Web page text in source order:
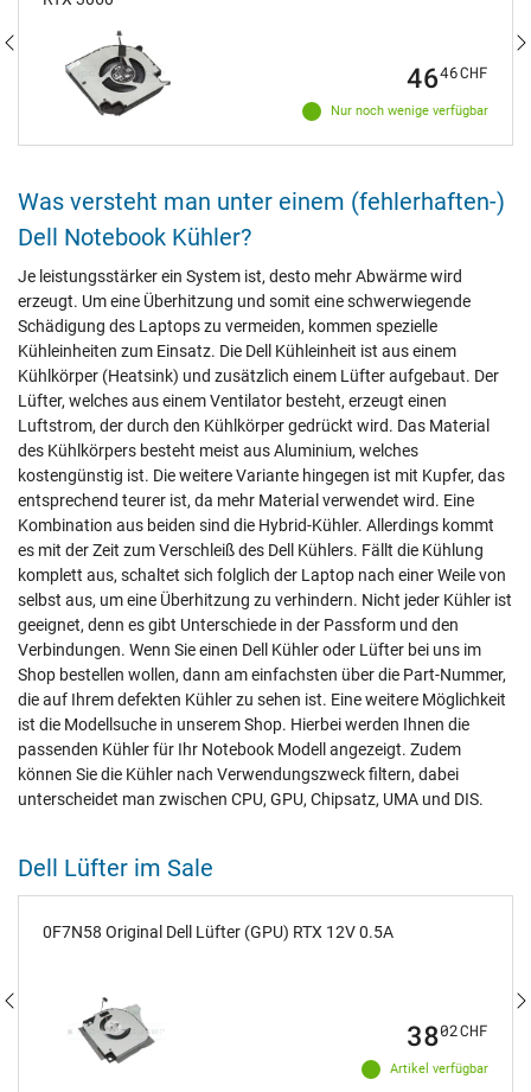
Nur noch wenige verfügbar
4646CHF
Was versteht man unter einem (fehlerhaften-)
Dell Notebook Kühler?
Je leistungsstärker ein System ist, desto mehr Abwärme wird
erzeugt. Um eine Überhitzung und somit eine schwerwiegende
Schädigung des Laptops zu vermeiden, kommen spezielle
Kühleinheiten zum Einsatz. Die Dell Kühleinheit ist aus einem
Kühlkörper (Heatsink) und zusätzlich einem Lüfter aufgebaut. Der
Lüfter, welches aus einem Ventilator besteht, erzeugt einen
Luftstrom, der durch den Kühlkörper gedrückt wird. Das Material
des Kühlkörpers besteht meist aus Aluminium, welches
kostengünstig ist. Die weitere Variante hingegen ist mit Kupfer, das
entsprechend teurer ist, da mehr Material verwendet wird. Eine
Kombination aus beiden sind die Hybrid-Kühler. Allerdings kommt
es mit der Zeit zum Verschleiß des Dell Kühlers. Fällt die Kühlung
komplett aus, schaltet sich folglich der Laptop nach einer Weile von
selbst aus, um eine Überhitzung zu verhindern. Nicht jeder Kühler ist
geeignet, denn es gibt Unterschiede in der Passform und den
Verbindungen. Wenn Sie einen Dell Kühler oder Lüfter bei uns im
Shop bestellen wollen, dann am einfachsten über die Part-Nummer,
die auf Ihrem defekten Kühler zu sehen ist. Eine weitere Möglichkeit
ist die Modellsuche in unserem Shop. Hierbei werden Ihnen die
passenden Kühler für Ihr Notebook Modell angezeigt. Zudem
können Sie die Kühler nach Verwendungszweck filtern, dabei
unterscheidet man zwischen CPU, GPU, Chipsatz, UMA und DIS.
Dell Lüfter im Sale
0F7N58 Original Dell Lüfter (GPU) RTX 12V 0.5A
Artikel verfügbar
3802CHF